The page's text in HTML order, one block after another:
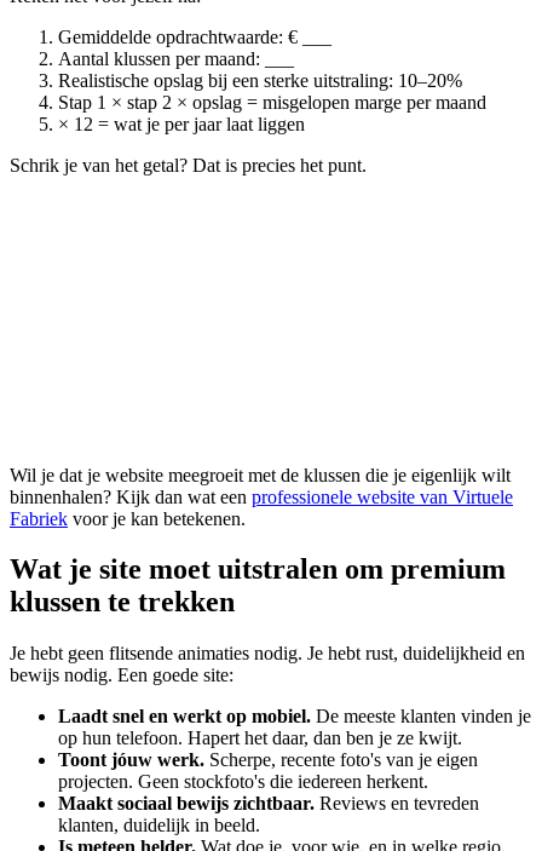
Gemiddelde opdrachtwaarde: € ___
Aantal klussen per maand: ___
Realistische opslag bij een sterke uitstraling: 10–20%
Stap 1 × stap 2 × opslag = misgelopen marge per maand
× 12 = wat je per jaar laat liggen
Schrik je van het getal? Dat is precies het punt.
Wil je dat je website meegroeit met de klussen die je eigenlijk wilt
binnenhalen? Kijk dan wat een professionele website van Virtuele
Fabriek voor je kan betekenen.
Wat je site moet uitstralen om premium
klussen te trekken
Je hebt geen flitsende animaties nodig. Je hebt rust, duidelijkheid en
bewijs nodig. Een goede site:
Laadt snel en werkt op mobiel. De meeste klanten vinden je
op hun telefoon. Hapert het daar, dan ben je ze kwijt.
Toont jóuw werk. Scherpe, recente foto's van je eigen
projecten. Geen stockfoto's die iedereen herkent.
Maakt sociaal bewijs zichtbaar. Reviews en tevreden
klanten, duidelijk in beeld.